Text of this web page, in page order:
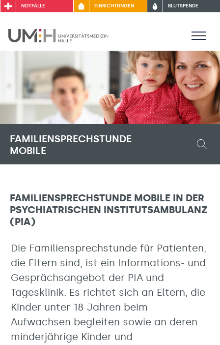
NOTFÄLLE EINRICHTUNGEN BLUTSPENDE
FAMILIENSPRECHSTUNDE
MOBILE
FAMILIENSPRECHSTUNDE MOBILE IN DER
PSYCHIATRISCHEN INSTITUTSAMBULANZ
(PIA)
Die Familiensprechstunde für Patienten,
die Eltern sind, ist ein Informations- und
Gesprächsangebot der PIA und
Tagesklinik. Es richtet sich an Eltern, die
Kinder unter 18 Jahren beim
Aufwachsen begleiten sowie an deren
minderjährige Kinder und